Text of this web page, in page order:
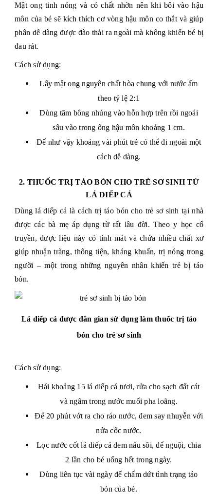
Mật ong tinh nóng và có chất nhờn nên khi bôi vào hậu
môn của bé sẽ kích thích cơ vòng hậu môn co thắt và giúp
phân dễ dàng được đào thải ra ngoài mà không khiến bé bị
đau rát.
Cách sử dụng:
Lấy mật ong nguyên chất hòa chung với nước ấm
theo tỷ lệ 2:1
Dùng tăm bông nhúng vào hỗn hợp trên rồi ngoái
sâu vào trong ống hậu môn khoảng 1 cm.
Để như vậy khoảng vài phút trẻ có thể đi ngoài một
cách dễ dàng.
2. THUỐC TRỊ TÁO BÓN CHO TRẺ SƠ SINH TỪ
LÁ DIẾP CÁ
Dùng lá diếp cá là cách trị táo bón cho trẻ sơ sinh tại nhà
được các bà mẹ áp dụng từ rất lâu đời. Theo y học cổ
truyền, dược liệu này có tính mát và chứa nhiều chất xơ
giúp nhuận tràng, thông tiện, kháng khuẩn, trị nóng trong
người – một trong những nguyên nhân khiến trẻ bị táo
bón.
Lá diếp cá được dân gian sử dụng làm thuốc trị táo
bón cho trẻ sơ sinh
Cách sử dụng:
Hái khoảng 15 lá diếp cá tươi, rửa cho sạch đất cát
và ngâm trong nước muối pha loãng.
Để 20 phút vớt ra cho ráo nước, đem say nhuyễn với
nửa cốc nước.
Lọc nước cốt lá diếp cá đem nấu sôi, để nguội, chia
2 lần cho bé uống hết trong ngày.
Dùng liên tục vài ngày để chấm dứt tình trạng táo
bón của bé.